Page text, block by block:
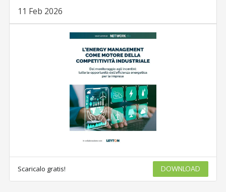
11 Feb 2026
Scaricalo gratis! DOWNLOAD